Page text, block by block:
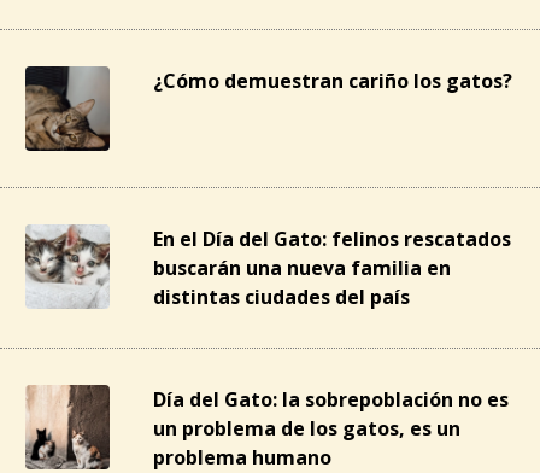
¿Cómo demuestran cariño los gatos?
En el Día del Gato: felinos rescatados
buscarán una nueva familia en
distintas ciudades del país
Día del Gato: la sobrepoblación no es
un problema de los gatos, es un
problema humano